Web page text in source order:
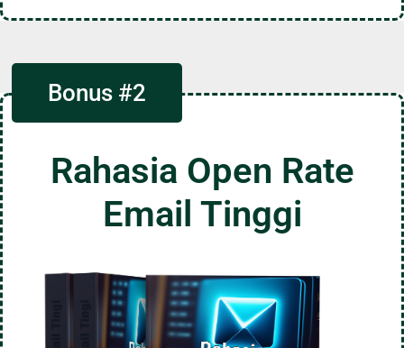
Bonus #2
Rahasia Open Rate
Email Tinggi